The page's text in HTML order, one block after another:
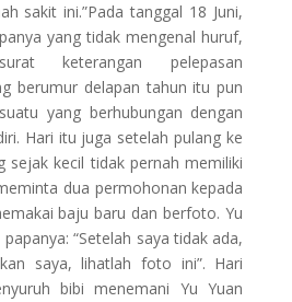
sakit ini.”Pada tanggal 18 Juni,
yang tidak mengenal huruf,
keterangan pelepasan
berumur delapan tahun itu pun
yang berhubungan dengan
Hari itu juga setelah pulang ke
sejak kecil tidak pernah memiliki
dua permohonan kepada
baju baru dan berfoto. Yu
“Setelah saya tidak ada,
saya, lihatlah foto ini”. Hari
bibi menemani Yu Yuan